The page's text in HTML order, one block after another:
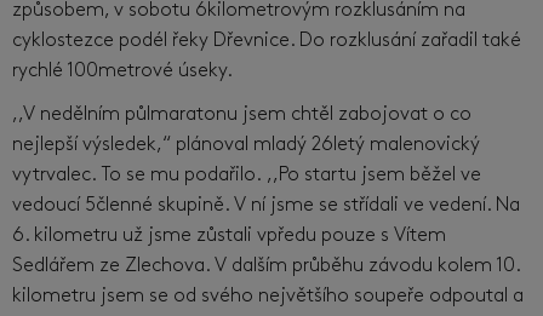
způsobem, v sobotu 6kilometrovým rozklusáním na
cyklostezce podél řeky Dřevnice. Do rozklusání zařadil také
rychlé 100metrové úseky.
,,V nedělním půlmaratonu jsem chtěl zabojovat o co
nejlepší výsledek,“ plánoval mladý 26letý malenovický
vytrvalec. To se mu podařilo. ,,Po startu jsem běžel ve
vedoucí 5členné skupině. V ní jsme se střídali ve vedení. Na
6. kilometru už jsme zůstali vpředu pouze s Vítem
Sedlářem ze Zlechova. V dalším průběhu závodu kolem 10.
kilometru jsem se od svého největšího soupeře odpoutal a